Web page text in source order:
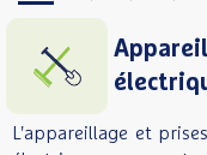
L'appareillage et